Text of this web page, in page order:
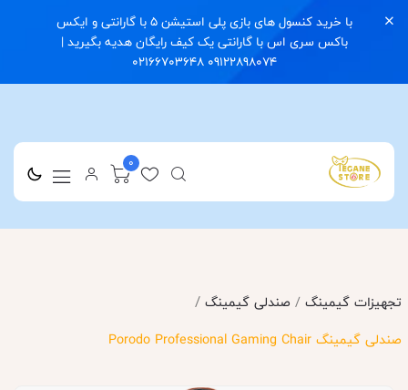
با خرید کنسول های بازی پلی استیشن 5 با گارانتی و ایکس
باکس سری اس با گارانتی یک کیف رایگان هدیه بگیرید |
09122898074 02166703648
0
تجهیزات گیمینگ / صندلی گیمینگ /
صندلی گیمینگ Porodo Professional Gaming Chair